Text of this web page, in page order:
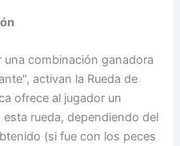
una combinación ganadora
activan la Rueda de
ofrece al jugador un
rueda, dependiendo del
(si fue con los peces